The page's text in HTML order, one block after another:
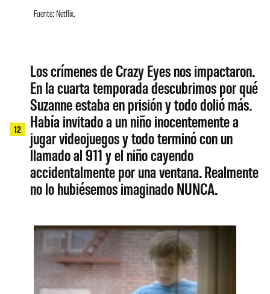
Fuente: Netflix.
12
Los crímenes de Crazy Eyes nos impactaron.
En la cuarta temporada descubrimos por qué
Suzanne estaba en prisión y todo dolió más.
Había invitado a un niño inocentemente a
jugar videojuegos y todo terminó con un
llamado al 911 y el niño cayendo
accidentalmente por una ventana. Realmente
no lo hubiésemos imaginado NUNCA.